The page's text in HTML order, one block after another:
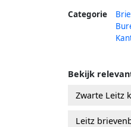
Categorie
Bekijk
Zwarte Leitz
Leitz